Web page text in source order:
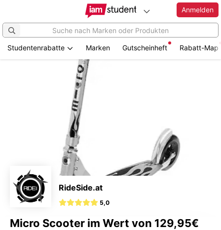
Anmelden
Studentenrabatte Marken Gutscheinheft Rabatt-Map
RideSide.at
5,0
Micro Scooter im Wert von 129,95€